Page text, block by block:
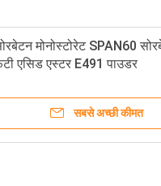
मोनोस्टियरेट स्पैन 60 सॉर्बिटन
फूड इमल्सीफायर
सबसे अच्छी कीमत